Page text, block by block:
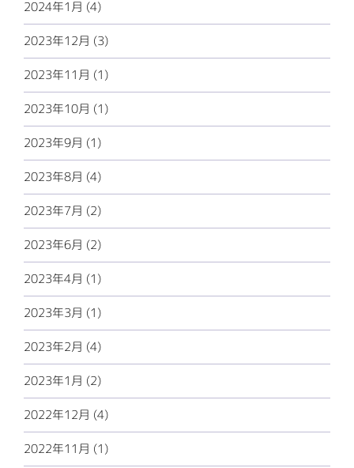
2024年1月 (4)
2023年12月 (3)
2023年11月 (1)
2023年10月 (1)
2023年9月 (1)
2023年8月 (4)
2023年7月 (2)
2023年6月 (2)
2023年4月 (1)
2023年3月 (1)
2023年2月 (4)
2023年1月 (2)
2022年12月 (4)
2022年11月 (1)